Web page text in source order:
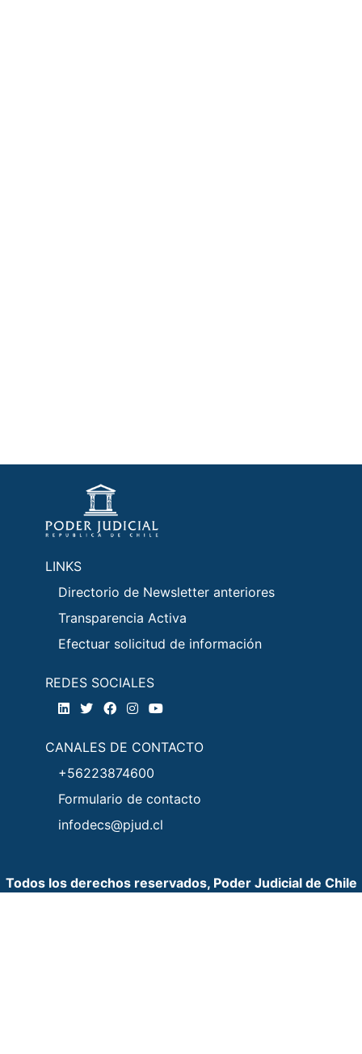
LINKS
Directorio de Newsletter anteriores
Transparencia Activa
Efectuar solicitud de información
REDES SOCIALES
CANALES DE CONTACTO
+56223874600
Formulario de contacto
infodecs@pjud.cl
Todos los derechos reservados, Poder Judicial de Chile